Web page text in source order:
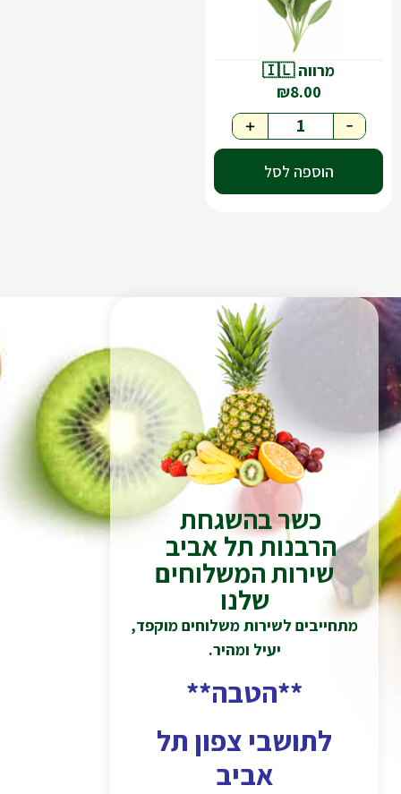
מרווה 🇮🇱
₪8.00
-
+
הוספה לסל
כשר בהשגחת
הרבנות תל אביב
שירות המשלוחים
שלנו
מתחייבים לשירות משלוחים מוקפד,
יעיל ומהיר.
**הטבה**
לתושבי צפון תל
אביב